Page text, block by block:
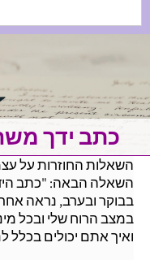
כתב ידך
השאלות החוזרות על
השאלה הבאה: "כתב
בבוקר ובערב, נראה
במצב הרוח שלי ובכל
ואיך אתם יכולים בכלל